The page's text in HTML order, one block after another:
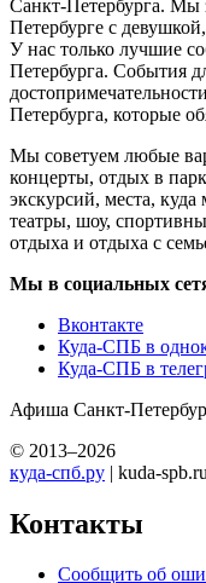
Санкт-Петербурга. Мы
Петербурге с
У нас только лучшие
Петербурга. События
Петербурга, которые
Мы советуем любые
концерты, отдых в
экскурсий, места,
театры, шоу,
отдыха и отдыха с
Мы в социальных
Вконтакте
Куда-СПБ в
Куда-СПБ в
Афиша Санкт-
© 2013–2026
куда-спб.ру | kuda-spb.ru
Контакты
Сообщить об